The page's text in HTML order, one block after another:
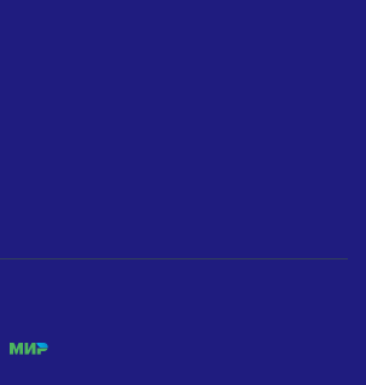
Visa
оплате Mastercard
по оплате UnionPay
Помощь по оплате Мир